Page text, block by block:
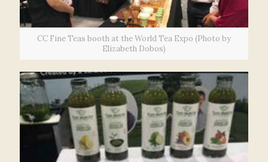
CC Fine Teas booth at the World Tea Expo (Photo by
Elizabeth Dobos)